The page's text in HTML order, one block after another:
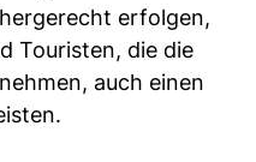
erfolgen,
Touristen, die die
auch einen